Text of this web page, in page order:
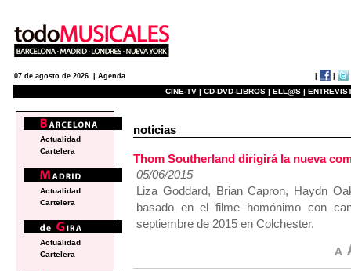
07 de agosto de 2026 | Agenda
CINE-TV | CD-DVD-LIBROS | ELL@S |
noticias
Thom Southerland dirigirá la nueva
05/06/2015
Liza Goddard, Brian Capron, Haydn
basado en el filme homónimo con
septiembre de 2015 en Colchester.
Actualidad
Cartelera
Actualidad
Cartelera
Actualidad
Cartelera